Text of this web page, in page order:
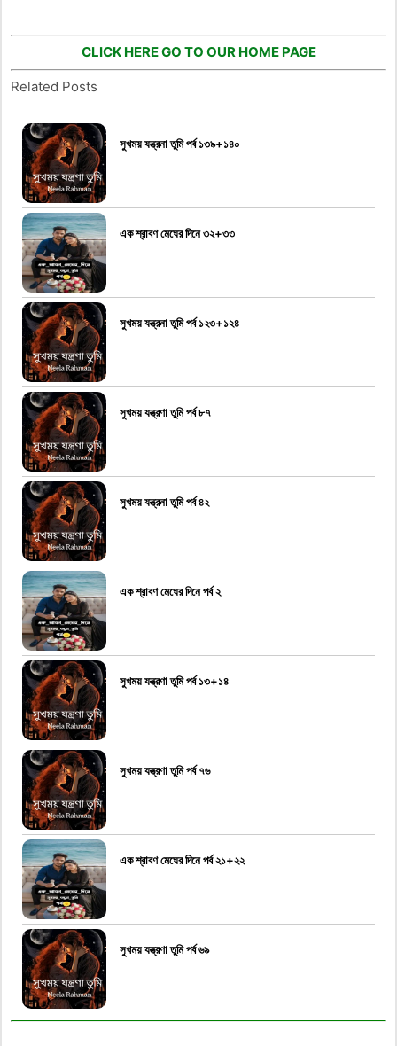
CLICK HERE GO TO OUR HOME PAGE
Related Posts
সুখময় যন্ত্রনা তুমি পর্ব ১৩৯+১৪০
এক শ্রাবণ মেঘের দিনে ৩২+৩৩
সুখময় যন্ত্রনা তুমি পর্ব ১২৩+১২৪
সুখময় যন্ত্রণা তুমি পর্ব ৮৭
সুখময় যন্ত্রনা তুমি পর্ব ৪২
এক শ্রাবণ মেঘের দিনে পর্ব ২
সুখময় যন্ত্রণা তুমি পর্ব ১৩+১৪
সুখময় যন্ত্রণা তুমি পর্ব ৭৬
এক শ্রাবণ মেঘের দিনে পর্ব ২১+২২
সুখময় যন্ত্রণা তুমি পর্ব ৬৯